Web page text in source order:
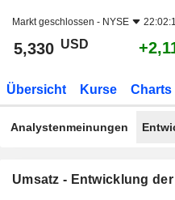
Markt geschlossen - NYSE
5,330 USD
Übersicht Kurse Charts
Analystenmeinungen
Umsatz - Entwicklung